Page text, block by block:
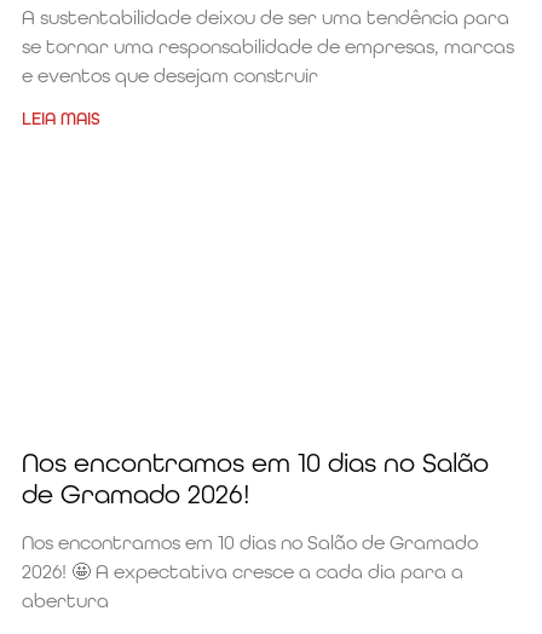
A sustentabilidade deixou de ser uma tendência para
se tornar uma responsabilidade de empresas, marcas
e eventos que desejam construir
LEIA MAIS
Nos encontramos em 10 dias no Salão
de Gramado 2026!
Nos encontramos em 10 dias no Salão de Gramado
2026! 🤩 A expectativa cresce a cada dia para a
abertura